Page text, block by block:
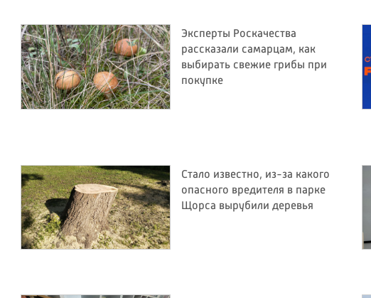
Эксперты Роскачества
рассказали самарцам, как
выбирать свежие грибы при
покупке
Стало известно, из-за какого
опасного вредителя в парке
Щорса вырубили деревья